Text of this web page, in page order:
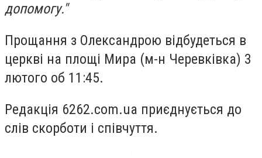
допомогу."
Прощання з Олександрою відбудеться в
церкві на площі Мира (м-н Черевківка) 3
лютого об 11:45.
Редакція 6262.com.ua приєднується до
слів скорботи і співчуття.